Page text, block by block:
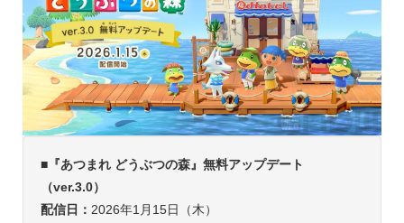
■『あつまれ どうぶつの森』無料アップデート
（ver.3.0）
配信日： 2026年1月15日（木）